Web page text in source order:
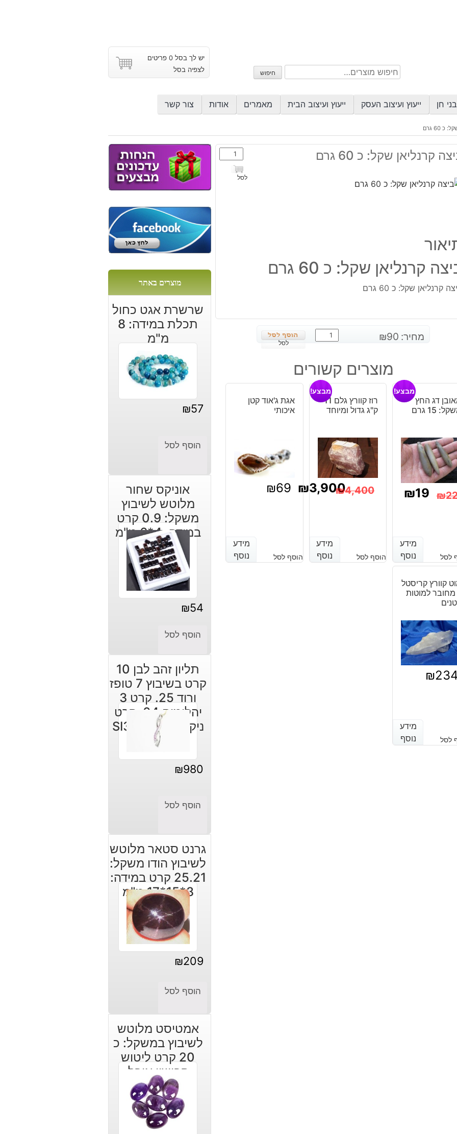
חיפוש
עבור:
חיפוש
יש לך בסל 0 פריטים
לצפיה בסל
חן ייעוץ ועיצוב העסק ייעוץ ועיצוב הבית מאמרים אודות צור קשר
60 גרם
קרנליאן שקל: כ 60 גרם
כמות
של
ביצה
לסל
קרנליאן שקל: כ 60 גרם
קרנליאן שקל: כ 60 גרם
מחיר: ₪90
כמות
של
קרנליאן
שקל:
60
לסל
מוצרים קשורים
דג החץ
15 גרם
מבצע!
₪
₪19
מידע
נוסף
לסל
מידע
נוסף
רוז קוורץ גלם 11
ק"ג גדול ומיוחד
מבצע!
₪4,400
₪4,400.
₪3,900
₪3,900.
מידע
נוסף
הוסף לסל
מידע
נוסף
אגת ג'אוד קטן
איכותי
₪69
מידע
נוסף
הוסף לסל
מידע
נוסף
קוורץ קריסטל
מחובר למוטות
₪234
מידע
נוסף
לסל
מידע
נוסף
מוצרים באתר
שרשרת אגט כחול
תכלת במידה: 8
מ"מ
₪57
הוסף לסל
אוניקס שחור
מלוטש לשיבוץ
משקל: 0.9 קרט
במידה: 4*6 מ"מ
₪54
הוסף לסל
תליון זהב לבן 10
קרט בשיבוץ 7 טופז
ורוד 25. קרט 3
יהלומים 04. קרט
ניקיון יהלומים: SI3
₪980
הוסף לסל
גרנט סטאר מלוטש
לשיבוץ הודו משקל:
25.21 קרט במידה:
8*15*17 מ"מ
₪209
הוסף לסל
אמטיסט מלוטש
לשיבוץ במשקל: כ
20 קרט ליטוש
קבושון אובל